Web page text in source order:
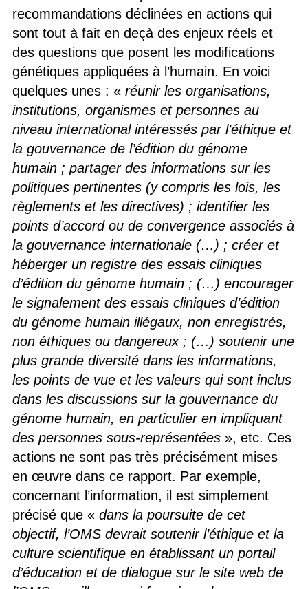
recommandations déclinées en actions qui
sont tout à fait en deçà des enjeux réels et
des questions que posent les modifications
génétiques appliquées à l’humain. En voici
quelques unes : « réunir les organisations,
institutions, organismes et personnes au
niveau international intéressés par l’éthique et
la gouvernance de l’édition du génome
humain ; partager des informations sur les
politiques pertinentes (y compris les lois, les
règlements et les directives) ; identifier les
points d’accord ou de convergence associés à
la gouvernance internationale (…) ; créer et
héberger un registre des essais cliniques
d’édition du génome humain ; (…) encourager
le signalement des essais cliniques d’édition
du génome humain illégaux, non enregistrés,
non éthiques ou dangereux ; (…) soutenir une
plus grande diversité dans les informations,
les points de vue et les valeurs qui sont inclus
dans les discussions sur la gouvernance du
génome humain, en particulier en impliquant
des personnes sous-représentées», etc. Ces
actions ne sont pas très précisément mises
en œuvre dans ce rapport. Par exemple,
concernant l’information, il est simplement
précisé que « dans la poursuite de cet
objectif, l’OMS devrait soutenir l’éthique et la
culture scientifique en établissant un portail
d’éducation et de dialogue sur le site web de